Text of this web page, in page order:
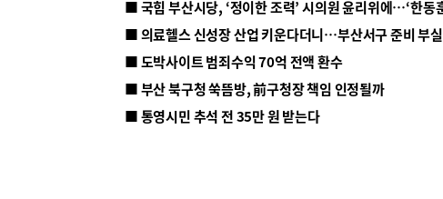
■ 의료헬스 신성장 산업 키운다더니…부산서구 준비 부실
■ 도박사이트 범죄수익 70억 전액 환수
■ 부산 북구청 쑥뜸방, 前구청장 책임 인정될까
■ 통영시민 추석 전 35만 원 받는다